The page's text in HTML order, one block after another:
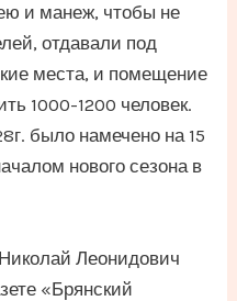
и манеж, чтобы не
отдавали под
места, и помещение
1000-1200 человек.
было намечено на 15
нового сезона в
Леонидович
«Брянский